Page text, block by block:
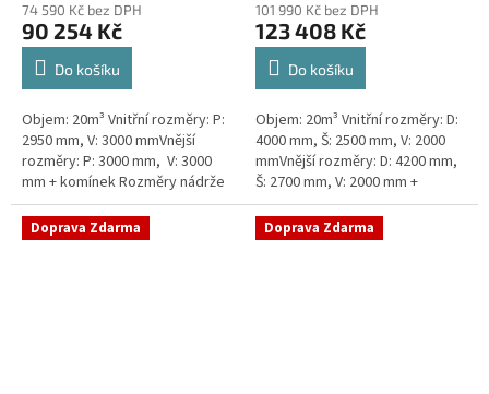
74 590 Kč bez DPH
90 254 Kč
Do košíku
Objem: 20m³ Vnitřní rozměry: P:
2950 mm, V: 3000 mmVnější
rozměry: P: 3000 mm, V: 3000
mm + komínek Rozměry nádrže
možno jakkoliv upravit -
vyrobíme nádrž na míru!Nádrž...
101 990 Kč bez DPH
123 408 Kč
Do košíku
Objem: 20m³ Vnitřní rozměry: D:
4000 mm, Š: 2500 mm, V: 2000
mmVnější rozměry: D: 4200 mm,
Š: 2700 mm, V: 2000 mm +
komínek Běžná doba dodání 2-3
týdny od objednávky. Rozměry...
Doprava Zdarma Doprava Zdarma